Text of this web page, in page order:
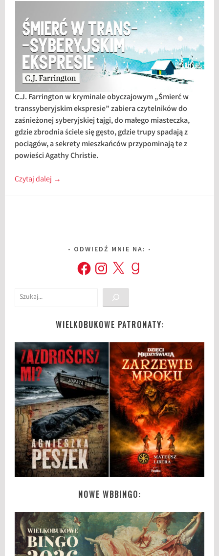
C.J. Farrington w kryminale obyczajowym „Śmierć w
transsyberyjskim ekspresie” zabiera czytelników do
zaśnieżonej syberyjskiej tajgi, do małego miasteczka,
gdzie zbrodnia ściele się gęsto, gdzie trupy spadają z
pociągów, a sekrety mieszkańców przypominają te z
powieści Agathy Christie.
Czytaj dalej →
ODWIEDŹ MNIE NA:
FacebookInstagram
X Goodreads
Szukaj
WIELKOBUKOWE PATRONATY:
NOWE WBBINGO: